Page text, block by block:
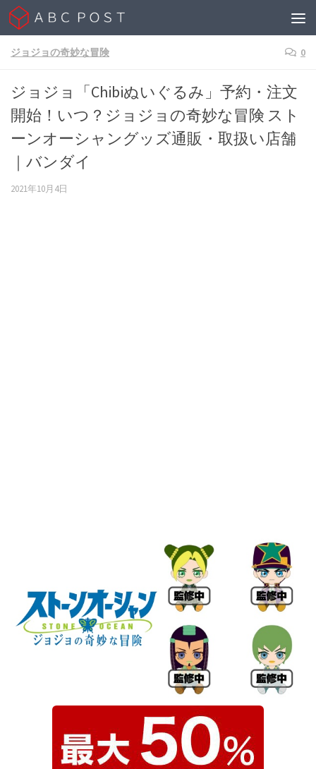
Skip to content
ジョジョの奇妙な冒険 0
ジョジョ「Chibiぬいぐるみ」予約・注文
開始！いつ？ジョジョの奇妙な冒険 スト
ーンオーシャングッズ通販・取扱い店舗
｜バンダイ
2021年10月4日